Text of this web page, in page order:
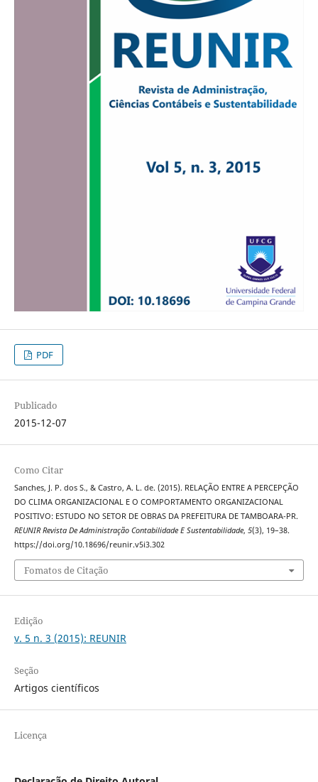
PDF
Publicado
2015-12-07
Como Citar
Sanches, J. P. dos S., & Castro, A. L. de. (2015). RELAÇÃO ENTRE A PERCEPÇÃO
DO CLIMA ORGANIZACIONAL E O COMPORTAMENTO ORGANIZACIONAL
POSITIVO: ESTUDO NO SETOR DE OBRAS DA PREFEITURA DE TAMBOARA-PR.
REUNIR Revista De Administração Contabilidade E Sustentabilidade, 5(3), 19–38.
https://doi.org/10.18696/reunir.v5i3.302
Fomatos de Citação
Edição
v. 5 n. 3 (2015): REUNIR
Seção
Artigos científicos
Licença